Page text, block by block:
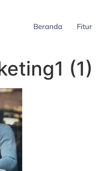
Beranda Fitur
(1)